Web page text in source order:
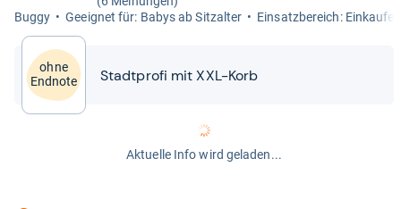
Buggy
Geeig­net für: Babys ab Sitz­al­ter Ein­satz­be­reich:
ohne
Endnote
Stadt­profi mit XXL-​​Korb
Aktuelle Info wird geladen...